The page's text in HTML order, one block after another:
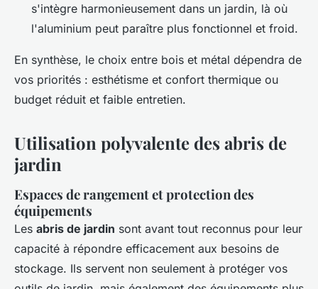
s'intègre harmonieusement dans un jardin, là où
l'aluminium peut paraître plus fonctionnel et froid.
En synthèse, le choix entre bois et métal dépendra de
vos priorités : esthétisme et confort thermique ou
budget réduit et faible entretien.
Utilisation polyvalente des abris de
jardin
Espaces de rangement et protection des
équipements
Les abris de jardin sont avant tout reconnus pour leur
capacité à répondre efficacement aux besoins de
stockage. Ils servent non seulement à protéger vos